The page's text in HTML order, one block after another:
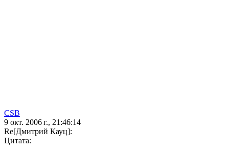
CSB
9 окт. 2006 г., 21:46:14
Re[Дмитрий Кауц]:
Цитата: